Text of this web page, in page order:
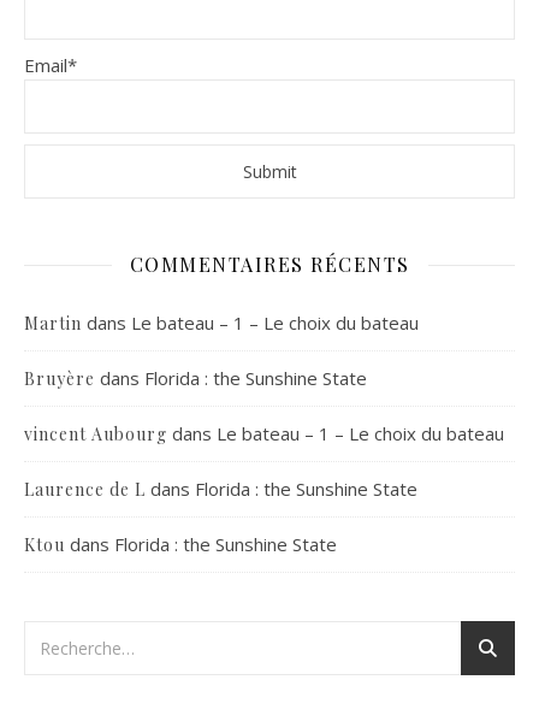
Email*
COMMENTAIRES RÉCENTS
Martin dans Le bateau – 1 – Le choix du bateau
Bruyère dans Florida : the Sunshine State
vincent Aubourg dans Le bateau – 1 – Le choix du bateau
Laurence de L dans Florida : the Sunshine State
Ktou dans Florida : the Sunshine State